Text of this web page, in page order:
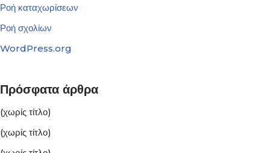
Ροή καταχωρίσεων
Ροή σχολίων
WordPress.org
Πρόσφατα άρθρα
(χωρίς τίτλο)
(χωρίς τίτλο)